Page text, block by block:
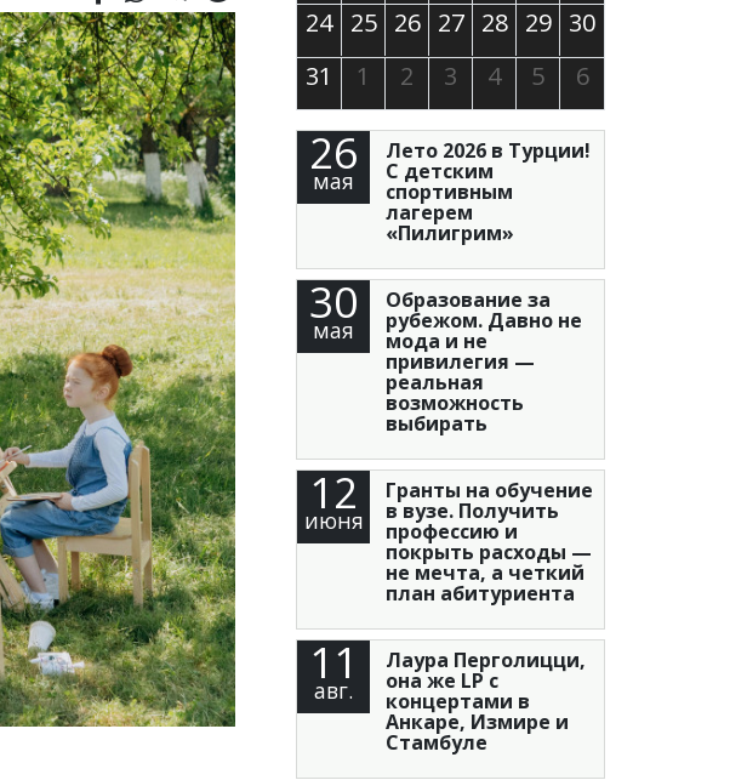
24 25 26 27 28 29 30
31
1 2 3 4 5 6
26
мая
Лето 2026 в Турции!
С детским
спортивным
лагерем
«Пилигрим»
30
мая
Образование за
рубежом. Давно не
мода и не
привилегия —
реальная
возможность
выбирать
12
июня
Гранты на обучение
в вузе. Получить
профессию и
покрыть расходы —
не мечта, а четкий
план абитуриента
11
авг.
Лаура Перголицци,
она же LP с
концертами в
Анкаре, Измире и
Стамбуле